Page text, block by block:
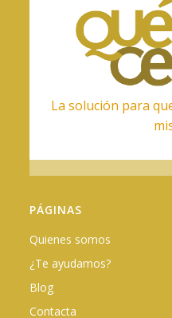
La solución para
PÁGINAS
Quienes somos
¿Te ayudamos?
Blog
Contacta